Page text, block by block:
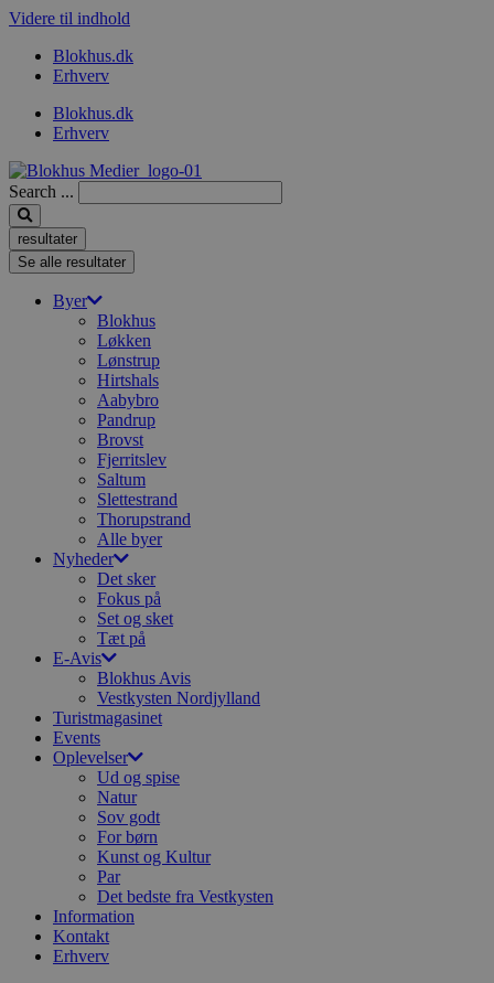
Videre til indhold
Blokhus.dk
Erhverv
Blokhus.dk
Erhverv
Search ...
resultater
Se alle resultater
Byer
Blokhus
Løkken
Lønstrup
Hirtshals
Aabybro
Pandrup
Brovst
Fjerritslev
Saltum
Slettestrand
Thorupstrand
Alle byer
Nyheder
Det sker
Fokus på
Set og sket
Tæt på
E-Avis
Blokhus Avis
Vestkysten Nordjylland
Turistmagasinet
Events
Oplevelser
Ud og spise
Natur
Sov godt
For børn
Kunst og Kultur
Par
Det bedste fra Vestkysten
Information
Kontakt
Erhverv